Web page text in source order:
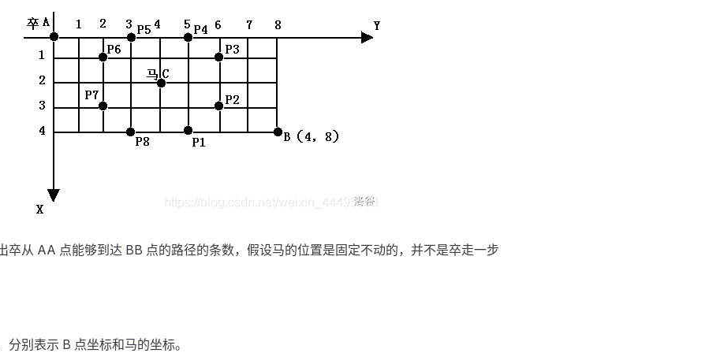
卒从 AA 点能够到达 BB 点的路径的条数，假设马的位置是固定不动的，并不是卒走一步
分别表示 B 点坐标和马的坐标。